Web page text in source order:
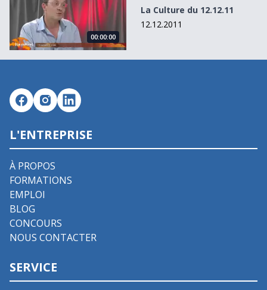
00:00:00
La Culture du 12.12.11
12.12.2011
L'ENTREPRISE
À PROPOS
FORMATIONS
EMPLOI
BLOG
CONCOURS
NOUS CONTACTER
SERVICE